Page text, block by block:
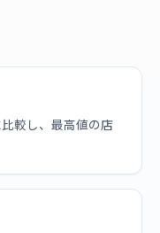
較し、最高値の店